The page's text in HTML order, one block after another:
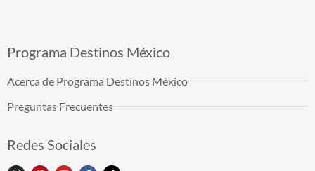
Programa Destinos México
Acerca de Programa Destinos México
Preguntas Frecuentes
Redes Sociales